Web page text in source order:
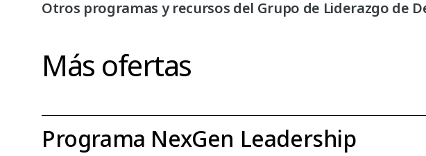
Otros programas y recursos del Grupo de Liderazgo de
Más ofertas
Programa NexGen Leadership